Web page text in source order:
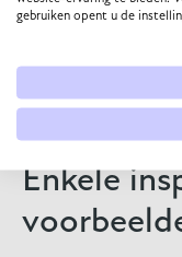
decoratie verbind
Natuurlijke
uitstraling die rust
Enkele
gebruiken opent u de